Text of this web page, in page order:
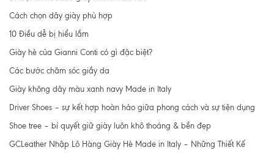
Cách chọn dây giày phù hợp
10 Điều dễ bị hiểu lầm
Giày hè của Gianni Conti có gì đặc biệt?
Các bước chăm sóc giầy da
Giày không dây màu xanh navy Made in Italy
Driver Shoes – sự kết hợp hoàn hảo giữa phong cách và sự tiện dụng
Shoe tree – bí quyết giữ giày luôn khô thoáng & bền đẹp
GCLeather Nhập Lô Hàng Giày Hè Made in Italy – Những Thiết Kế